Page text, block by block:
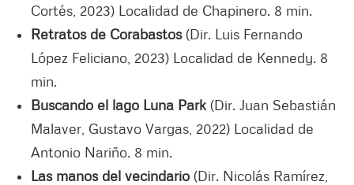
Cortés, 2023) Localidad de Chapinero. 8 min.
Retratos de Corabastos(Dir. Luis Fernando
López Feliciano, 2023) Localidad de Kennedy. 8
min.
Buscando el lago Luna Park (Dir. Juan Sebastián
Malaver, Gustavo Vargas, 2022) Localidad de
Antonio Nariño. 8 min.
Las manos del vecindario (Dir. Nicolás Ramírez,